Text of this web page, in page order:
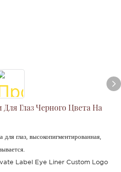
Глаз Черного Цвета На
глаз, высокопигментированная,
Label Eye Liner Custom Logo